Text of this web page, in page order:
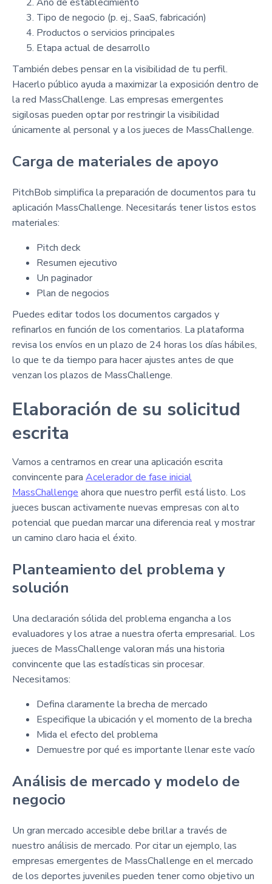
Tipo de negocio (p. ej., SaaS, fabricación)
Productos o servicios principales
Etapa actual de desarrollo
También debes pensar en la visibilidad de tu perfil.
Hacerlo público ayuda a maximizar la exposición dentro de
la red MassChallenge. Las empresas emergentes
sigilosas pueden optar por restringir la visibilidad
únicamente al personal y a los jueces de MassChallenge.
Carga de materiales de apoyo
PitchBob simplifica la preparación de documentos para tu
aplicación MassChallenge. Necesitarás tener listos estos
materiales:
Pitch deck
Resumen ejecutivo
Un paginador
Plan de negocios
Puedes editar todos los documentos cargados y
refinarlos en función de los comentarios. La plataforma
revisa los envíos en un plazo de 24 horas los días hábiles,
lo que te da tiempo para hacer ajustes antes de que
venzan los plazos de MassChallenge.
Elaboración de su solicitud
escrita
Vamos a centrarnos en crear una aplicación escrita
convincente para Acelerador de fase inicial
MassChallenge ahora que nuestro perfil está listo. Los
jueces buscan activamente nuevas empresas con alto
potencial que puedan marcar una diferencia real y mostrar
un camino claro hacia el éxito.
Planteamiento del problema y
solución
Una declaración sólida del problema engancha a los
evaluadores y los atrae a nuestra oferta empresarial. Los
jueces de MassChallenge valoran más una historia
convincente que las estadísticas sin procesar.
Necesitamos:
Defina claramente la brecha de mercado
Especifique la ubicación y el momento de la brecha
Mida el efecto del problema
Demuestre por qué es importante llenar este vacío
Análisis de mercado y modelo de
negocio
Un gran mercado accesible debe brillar a través de
nuestro análisis de mercado. Por citar un ejemplo, las
empresas emergentes de MassChallenge en el mercado
de los deportes juveniles pueden tener como objetivo un